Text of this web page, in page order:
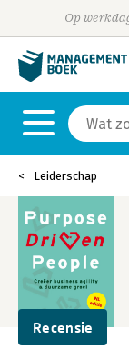
Op
Leiderschap
Recensie